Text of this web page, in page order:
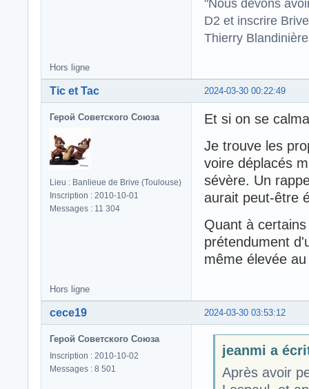
"Nous devons
D2 et inscrire
Thierry
Hors ligne
2024-03-30 00:22:49
Tic et Tac
Герой Советского Союза
Lieu : Banlieue de Brive (Toulouse)
Inscription : 2010-10-01
Messages : 11 304
Et si on se
Je trouve les
voire déplacés
sévère. Un
aurait peut-être
Quant à
prétendument
même élevée
Hors ligne
2024-03-30 03:53:12
cece19
Герой Советского Союза
Inscription : 2010-10-02
Messages : 8 501
jeanmi a
Après avoir